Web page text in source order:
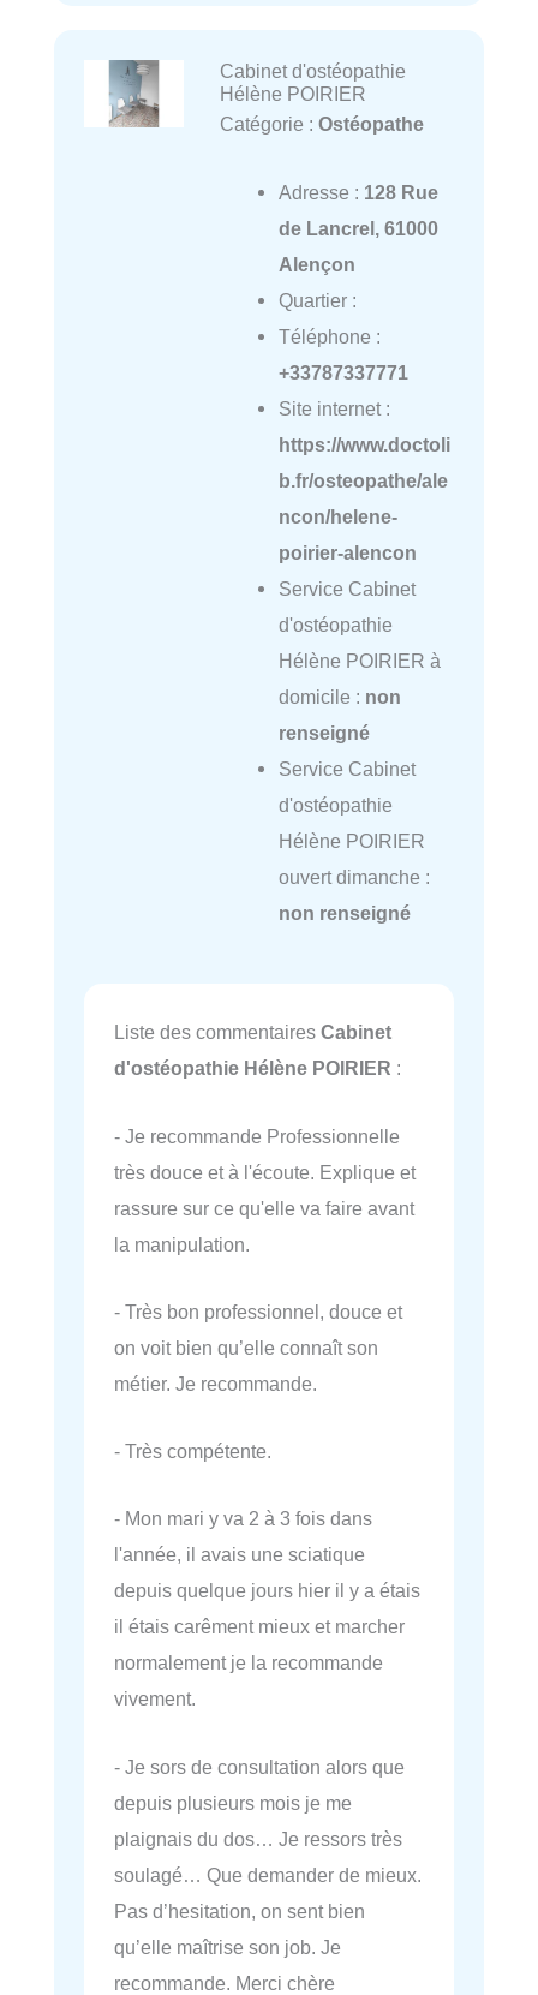
Cabinet d'ostéopathie
Hélène POIRIER
Catégorie : Ostéopathe
Adresse : 128 Rue
de Lancrel, 61000
Alençon
Quartier :
Téléphone :
+33787337771
Site internet :
https://www.doctoli
b.fr/osteopathe/ale
ncon/helene-
poirier-alencon
Service Cabinet
d'ostéopathie
Hélène POIRIER à
domicile : non
renseigné
Service Cabinet
d'ostéopathie
Hélène POIRIER
ouvert dimanche :
non renseigné
Liste des commentaires Cabinet
d'ostéopathie Hélène POIRIER :
- Je recommande Professionnelle
très douce et à l'écoute. Explique et
rassure sur ce qu'elle va faire avant
la manipulation.
- Très bon professionnel, douce et
on voit bien qu’elle connaît son
métier. Je recommande.
- Très compétente.
- Mon mari y va 2 à 3 fois dans
l'année, il avais une sciatique
depuis quelque jours hier il y a étais
il étais carêment mieux et marcher
normalement je la recommande
vivement.
- Je sors de consultation alors que
depuis plusieurs mois je me
plaignais du dos… Je ressors très
soulagé… Que demander de mieux.
Pas d’hesitation, on sent bien
qu’elle maîtrise son job. Je
recommande. Merci chère